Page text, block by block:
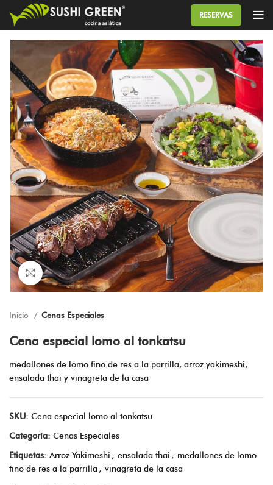
RESERVAS
Click to enlarge
Inicio Cenas Especiales
Cena especial lomo al tonkatsu
medallones de lomo fino de res a la parrilla, arroz yakimeshi,
ensalada thai y vinagreta de la casa
SKU: Cena especial lomo al tonkatsu
Categoría: Cenas Especiales
Etiquetas: Arroz Yakimeshi , ensalada thai , medallones de lomo
fino de res a la parrilla , vinagreta de la casa